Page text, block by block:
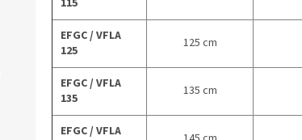
EFGC / VFLA
125
125 cm
EFGC / VFLA
135
135 cm
EFGC / VFLA